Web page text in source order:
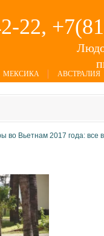
22,
МЕКСИКА АВСТРАЛИЯ
во Вьетнам 2017 года: все